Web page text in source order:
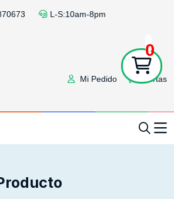
L-S:10am-8pm
Mi Pedido Ofertas
0